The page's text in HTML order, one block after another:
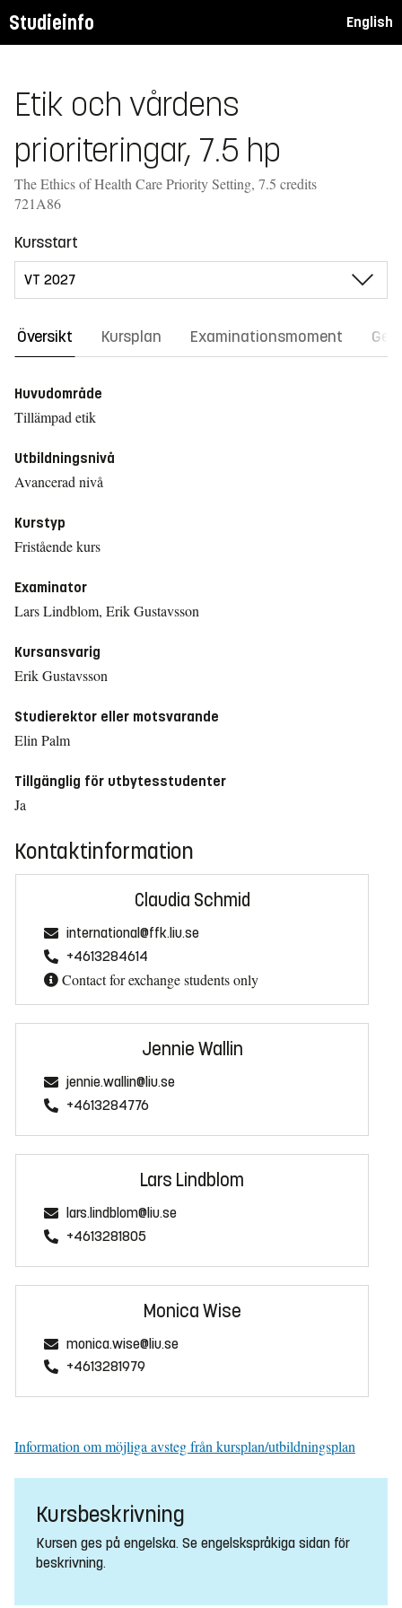
Studieinfo English
Etik och vårdens
prioriteringar, 7.5 hp
The Ethics of Health Care Priority Setting, 7.5 credits
721A86
Kursstart
Översikt Kursplan Examinationsmoment
Huvudområde
Tillämpad etik
Utbildningsnivå
Avancerad nivå
Kurstyp
Fristående kurs
Examinator
Lars Lindblom, Erik Gustavsson
Kursansvarig
Erik Gustavsson
Studierektor eller motsvarande
Elin Palm
Tillgänglig för utbytesstudenter
Ja
Kontaktinformation
Claudia Schmid
international@ffk.liu.se
+4613284614
Contact for exchange students only
Jennie Wallin
jennie.wallin@liu.se
+4613284776
Lars Lindblom
lars.lindblom@liu.se
+4613281805
Monica Wise
monica.wise@liu.se
+4613281979
Information om möjliga avsteg från kursplan/utbildningsplan
Kursbeskrivning
Kursen ges på engelska. Se engelskspråkiga sidan för
beskrivning.